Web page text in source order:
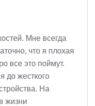
Мне всегда
что я плохая
все это поймут.
до жесткого
На
жизни